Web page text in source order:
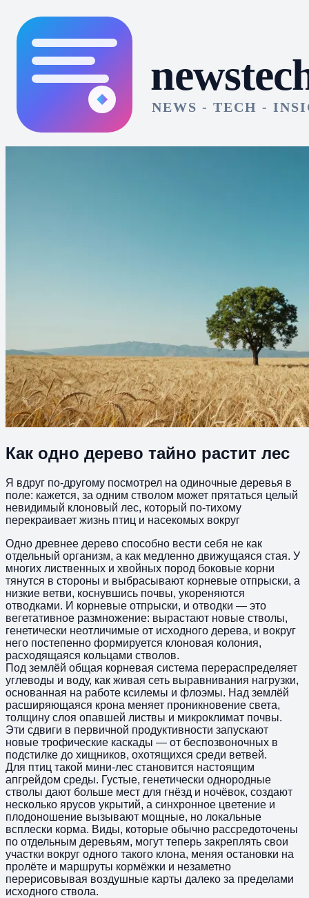
Как одно дерево тайно растит лес
Я вдруг по‑другому посмотрел на одиночные деревья в
поле: кажется, за одним стволом может прятаться целый
невидимый клоновый лес, который по‑тихому
перекраивает жизнь птиц и насекомых вокруг
Одно древнее дерево способно вести себя не как
отдельный организм, а как медленно движущаяся стая. У
многих лиственных и хвойных пород боковые корни
тянутся в стороны и выбрасывают корневые отпрыски, а
низкие ветви, коснувшись почвы, укореняются
отводками. И корневые отпрыски, и отводки — это
вегетативное размножение: вырастают новые стволы,
генетически неотличимые от исходного дерева, и вокруг
него постепенно формируется клоновая колония,
расходящаяся кольцами стволов.
Под землёй общая корневая система перераспределяет
углеводы и воду, как живая сеть выравнивания нагрузки,
основанная на работе ксилемы и флоэмы. Над землёй
расширяющаяся крона меняет проникновение света,
толщину слоя опавшей листвы и микроклимат почвы.
Эти сдвиги в первичной продуктивности запускают
новые трофические каскады — от беспозвоночных в
подстилке до хищников, охотящихся среди ветвей.
Для птиц такой мини‑лес становится настоящим
апгрейдом среды. Густые, генетически однородные
стволы дают больше мест для гнёзд и ночёвок, создают
несколько ярусов укрытий, а синхронное цветение и
плодоношение вызывают мощные, но локальные
всплески корма. Виды, которые обычно рассредоточены
по отдельным деревьям, могут теперь закреплять свои
участки вокруг одного такого клона, меняя остановки на
пролёте и маршруты кормёжки и незаметно
перерисовывая воздушные карты далеко за пределами
исходного ствола.